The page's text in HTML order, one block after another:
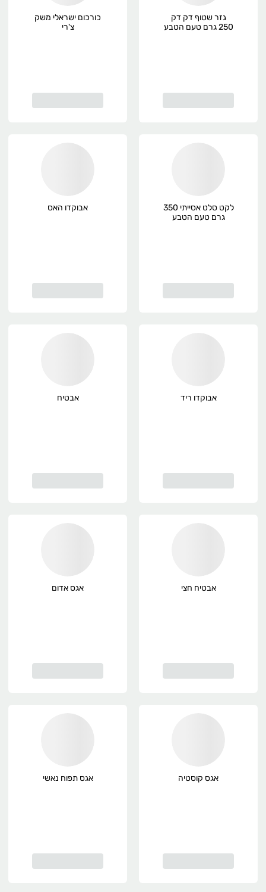
גזר שטוף דק דק
250 גרם טעם הטבע
כורכום ישראלי משק
צ'רי
לקט סלט אסייתי 350
גרם טעם הטבע
אבוקדו האס
אבוקדו ריד אבטיח
אבטיח חצי אגס אדום
אגס קוסטיה אגס תפוח נאשי